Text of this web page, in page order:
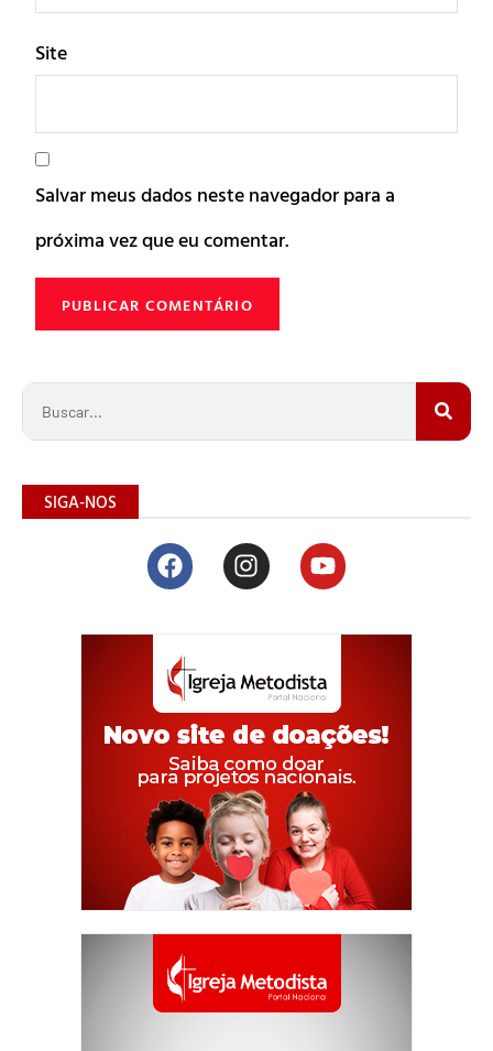
Site
Salvar meus dados neste navegador para a
próxima vez que eu comentar.
SIGA-NOS